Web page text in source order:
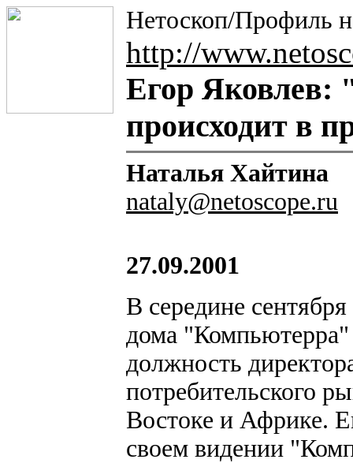
Нетоскоп/Профиль
http://
Егор Яковлев:
происходит в
Наталья Хайтина
nataly@netoscope.ru
27.09.2001
В середине
дома "Компьютерра"
должность
потребительского
Востоке и Африке.
своем видении